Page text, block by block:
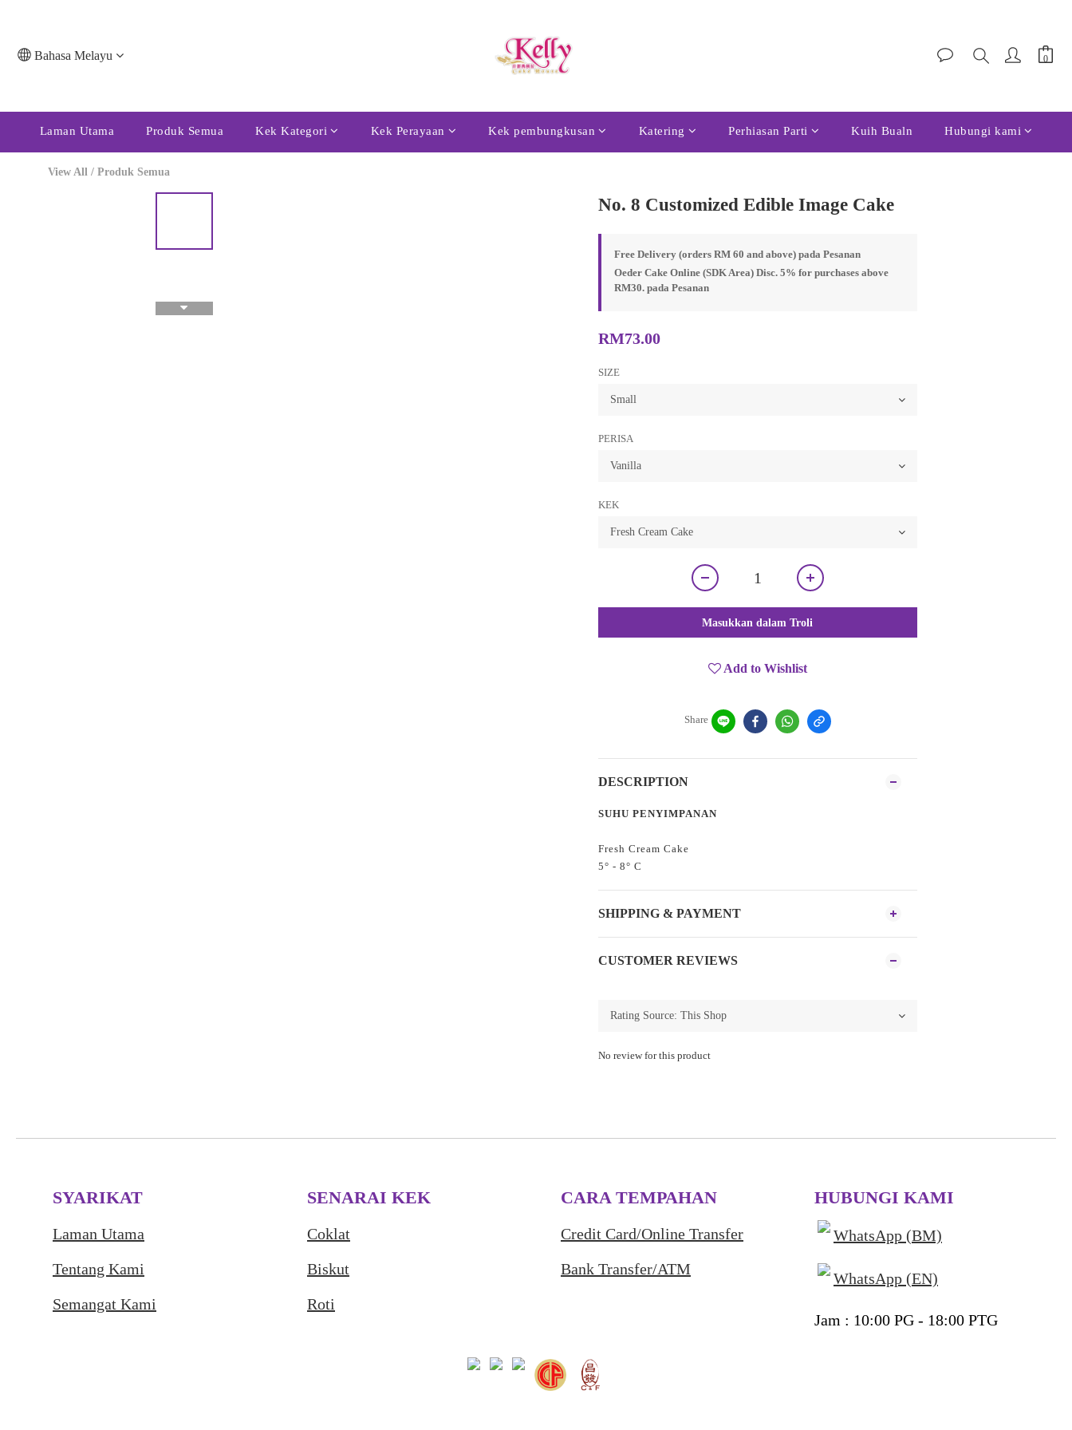
Bahasa Melayu
Laman Utama Produk Semua Kek Kategori Kek Perayaan Kek pembungkusan Katering Perhiasan Parti Kuih Bualn Hubungi kami
View All / Produk Semua
No. 8 Customized Edible Image Cake
Free Delivery (orders RM 60 and above) pada Pesanan
Oeder Cake Online (SDK Area) Disc. 5% for purchases above
RM30. pada Pesanan
RM73.00
SIZE
PERISA
KEK
Masukkan dalam Troli
Add to Wishlist
Share
DESCRIPTION
SUHU PENYIMPANAN
Fresh Cream Cake
5° - 8° C
SHIPPING & PAYMENT
CUSTOMER REVIEWS
No review for this product
SYARIKAT
Laman Utama
Tentang Kami
Semangat Kami
SENARAI KEK
Coklat
Biskut
Roti
CARA TEMPAHAN
Credit Card/Online Transfer
Bank Transfer/ATM
HUBUNGI KAMI
WhatsApp (BM)
WhatsApp (EN)
Jam : 10:00 PG - 18:00 PTG